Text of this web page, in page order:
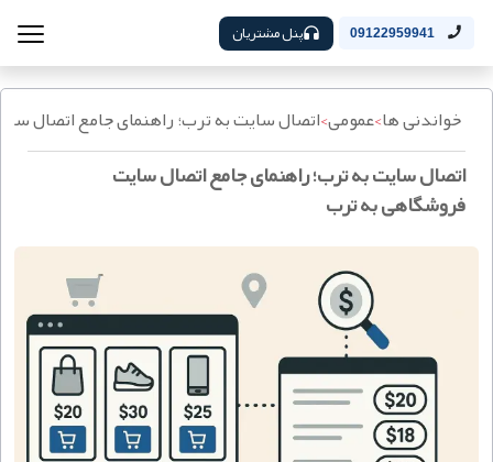
09122959941 پنل مشتریان
خواندنی ها>عمومی>اتصال سایت به ترب؛ راهنمای جامع اتصال
اتصال سایت به ترب؛ راهنمای جامع اتصال سایت
فروشگاهی به ترب